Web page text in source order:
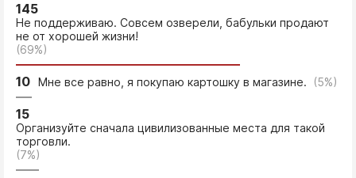
145
Не поддерживаю. Совсем озверели, бабульки продают
не от хорошей жизни!
(69%)
10 Мне все равно, я покупаю картошку в магазине. (5%)
15
Организуйте сначала цивилизованные места для такой
торговли.
(7%)